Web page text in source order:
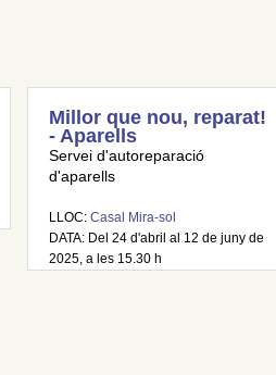
Millor que nou, reparat!
- Aparells
Servei d'autoreparació
d'aparells
LLOC:Casal Mira-sol
DATA: Del 24 d'abril al 12 de juny de
2025, a les 15.30 h